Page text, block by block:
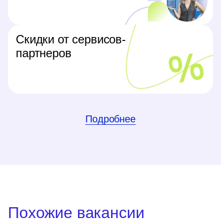
Скидки от сервисов-
партнеров
Подробнее
Похожие вакансии